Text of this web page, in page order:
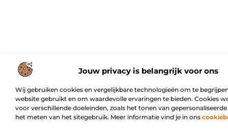
Jouw privacy is belangrijk voor ons
Wij gebruiken cookies en vergelijkbare technologieën om te
website gebruikt en om waardevolle ervaringen te bieden. Cookies
voor verschillende doeleinden, zoals het tonen van
het meten van het sitegebruik. Meer informatie vind je in ons